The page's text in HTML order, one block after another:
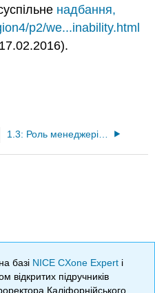
надбання,
p2/we...inability.html
1.3: Роль менеджерів інфраструктури
базі NICE CXone Expert і
відкритих підручників
Каліфорнійського